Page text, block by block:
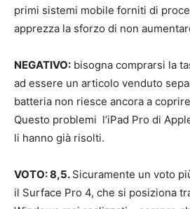
primi sistemi mobile forniti di
apprezza la sforzo di non
NEGATIVO: bisogna comprarsi la
ad essere un articolo venduto
batteria non riesce ancora a
Questo problemi l’iPad Pro di
li hanno già risolti.
VOTO: 8,5. Sicuramente un voto
il Surface Pro 4, che si posiziona